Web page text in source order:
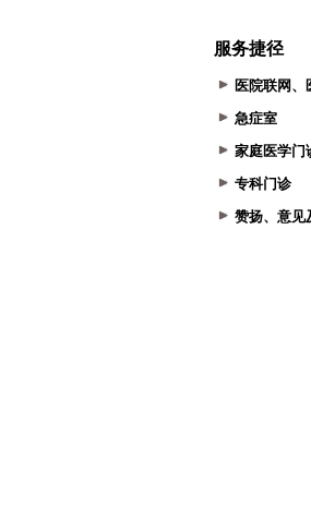
服务捷径
医院联网、
急症室
家庭医学门
专科门诊
赞扬、意见